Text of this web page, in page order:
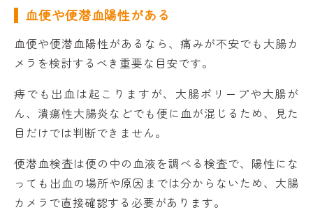
血便や便潜血陽性がある
血便や便潜血陽性があるなら、痛みが不安でも大腸カ
メラを検討するべき重要な目安です。
痔でも出血は起こりますが、大腸ポリープや大腸が
ん、潰瘍性大腸炎などでも便に血が混じるため、見た
目だけでは判断できません。
便潜血検査は便の中の血液を調べる検査で、陽性にな
っても出血の場所や原因までは分からないため、大腸
カメラで直接確認する必要があります。